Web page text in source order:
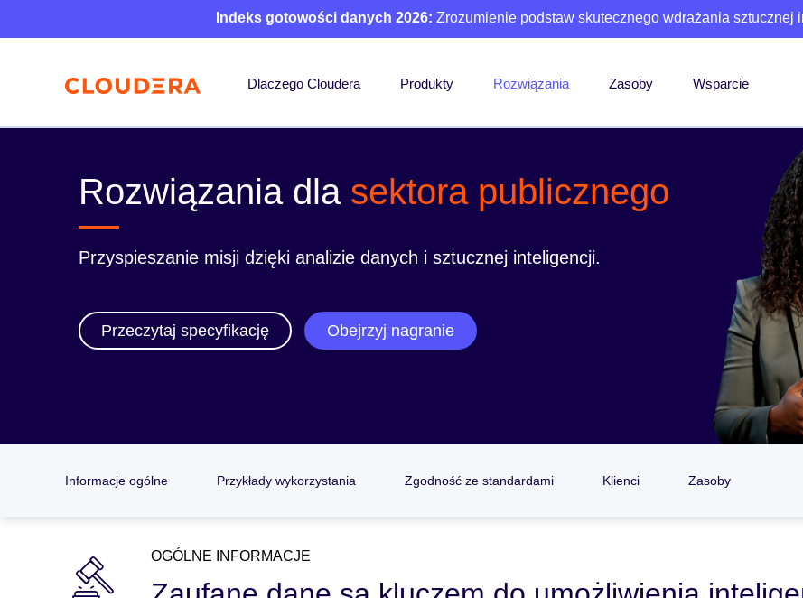
Indeks gotowości danych 2026: Zrozumienie podstaw skutecznego wdrażania sztucznej
Dlaczego Cloudera Produkty Rozwiązania Zasoby Wsparcie
Rozwiązania dlasektora publicznego
Przyspieszanie misji dzięki analizie danych i sztucznej inteligencji.
Przeczytaj specyfikację Obejrzyj nagranie
Informacje ogólne Przykłady wykorzystania Zgodność ze standardami Klienci Zasoby
OGÓLNE INFORMACJE